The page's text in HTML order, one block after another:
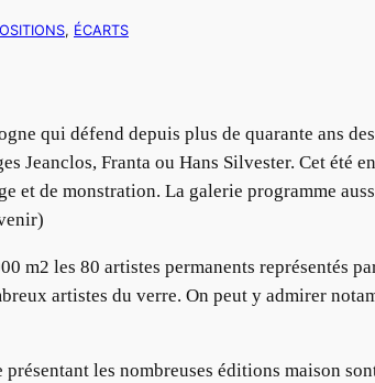
, ÉCARTS
qui défend depuis plus de quarante ans
Jeanclos, Franta ou Hans Silvester. Cet été
et de monstration. La galerie programme
m2 les 80 artistes permanents représentés
artistes du verre. On peut y admirer
les nombreuses éditions maison